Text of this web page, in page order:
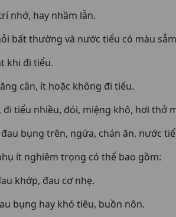
nhớ, hay nhầm lẫn.
bất thường và nước tiểu có màu
khi đi tiểu.
cân, ít hoặc không đi tiểu.
đi tiểu nhiều, đói, miệng khô, hơi thở
bụng trên, ngứa, chán ăn, nước
ít nghiêm trọng có thể bao gồm:
khớp, đau cơ nhẹ.
bụng hay khó tiêu, buồn nôn.